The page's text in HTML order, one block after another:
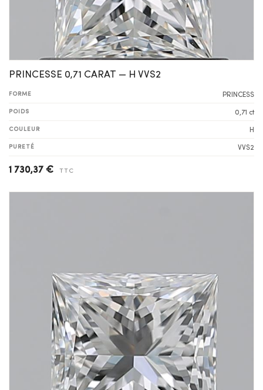
PRINCESSE 0,71 CARAT — H VVS2
FORME PRINCESS
POIDS 0,71 ct
COULEUR H
PURETÉ VVS2
1 730,37 € TTC